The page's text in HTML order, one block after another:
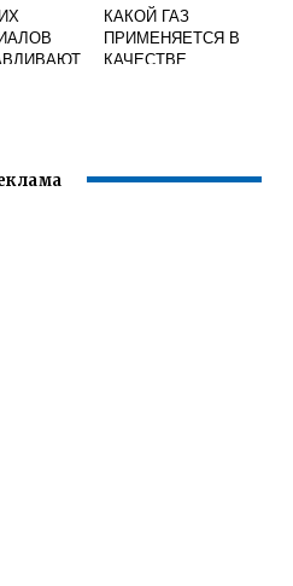
КАКОЙ ГАЗ
ПРИМЕНЯЕТСЯ В
КАЧЕСТВЕ
ЭЛЕКТРОДОМ